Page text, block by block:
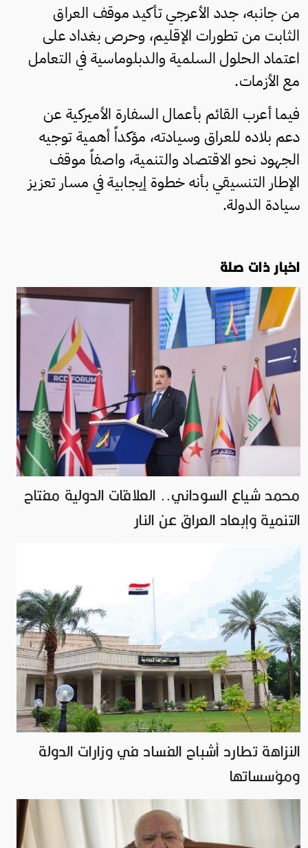
من جانبه، جدد الأعرجي تأكيد موقف العراق
الثابت من تطورات الإقليم، وحرص بغداد على
اعتماد الحلول السلمية والدبلوماسية في التعامل
مع الأزمات.
فيما أعرب القائم بأعمال السفارة الأميركية عن
دعم بلاده للعراق وسيادته، مؤكداً أهمية توجيه
الجهود نحو الاقتصاد والتنمية، واصفاً موقف
الإطار التنسيقي بأنه خطوة إيجابية في مسار تعزيز
سيادة الدولة.
اخبار ذات صلة
محمد شياع السوداني.. العلاقات الدولية مفتاح
التنمية وإبعاد العراق عن النار
النزاهة تطارد أشباح الفساد في وزارات الدولة
ومؤسساتها